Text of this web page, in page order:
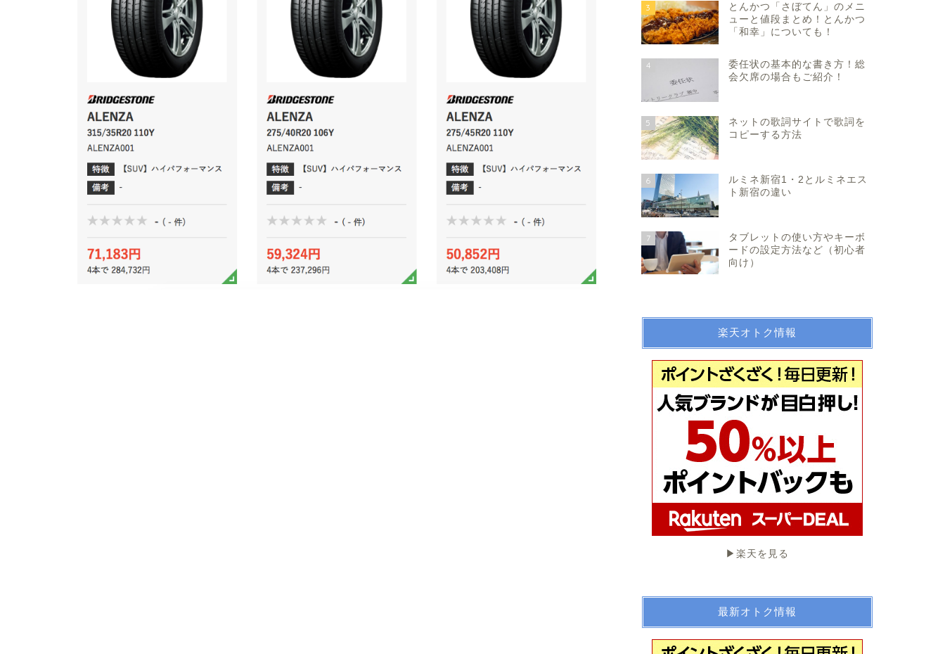
3
とんかつ「さぼてん」のメニ
ューと値段まとめ！とんかつ
「和幸」についても！
4
委任状の基本的な書き方！総
会欠席の場合もご紹介！
5
ネットの歌詞サイトで歌詞を
コピーする方法
6
ルミネ新宿1・2とルミネエス
ト新宿の違い
7
タブレットの使い方やキーボ
ードの設定方法など（初心者
向け）
楽天オトク情報
▶︎楽天を見る
最新オトク情報